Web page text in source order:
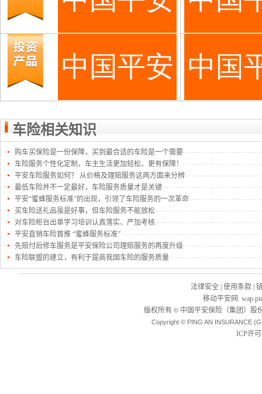
车险相关知识
购车买保险是一份保障，买到最合适的车险是一个需要
车险服务个性化定制，车主生活更加轻松、更有保障！
平安车险服务如何？ 从价格及理赔服务这两方面来分辨
最低车险并不一定最好，车险服务质量才是关键
平安“蜜蜂服务标准”的出现，引领了车险服务的一次革命
买车险送礼品虽是好事，但车险服务不能放松
对车险柜台出单学习培训认真落实、严加考核
平安直销车险首推 “蜜蜂服务标准”
先赔付后修车服务是平安保险公司理赔服务的再度升级
车险联盟的建立，有利于提高我国车险的服务质量
法律安全 使用条款
移动平安网 :
版权所有 ©中国平安保险（集团）股
Copyright © PING AN INSURANCE
ICP许